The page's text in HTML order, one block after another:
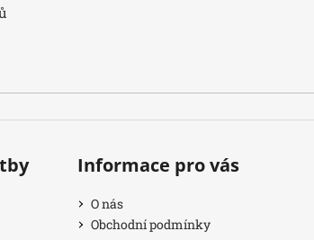
Informace pro vás
O nás
Obchodní podmínky